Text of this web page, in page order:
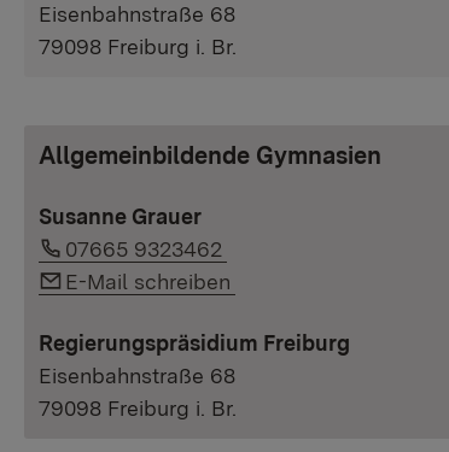
Eisenbahnstraße 68
79098 Freiburg i. Br.
Allgemeinbildende Gymnasien
Susanne Grauer
Link auf Telefonnummer:
07665 9323462
Link auf E-Mail:
E-Mail schreiben
Regierungspräsidium Freiburg
Eisenbahnstraße 68
79098 Freiburg i. Br.